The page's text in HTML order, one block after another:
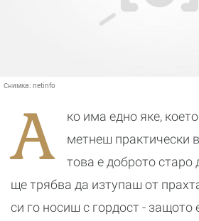
Снимка: netinfo
А
ко има едно яке,
метнеш практически
това е доброто старо
ще трябва да изтупаш от
си го носиш с гордост - защото